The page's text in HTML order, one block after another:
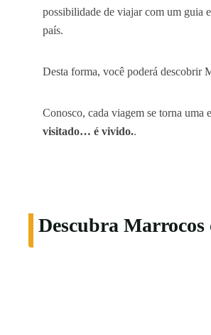
possibilidade de viajar com um guia
país.
Desta forma, você poderá descobrir
Conosco, cada viagem se torna uma
visitado… é vivido..
Descubra Marrocos